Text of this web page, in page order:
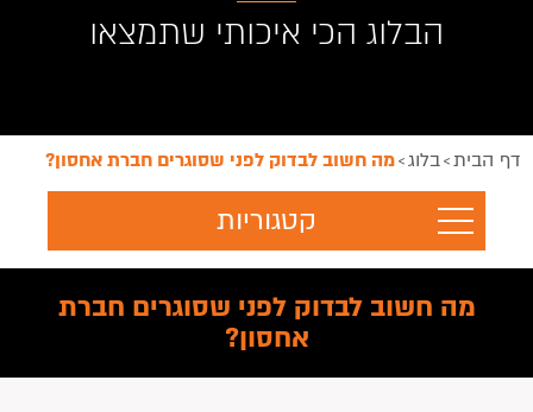
הבלוג הכי איכותי שתמצאו
דף הבית>בלוג>מה חשוב לבדוק לפני שסוגרים חברת אחסון?
קטגוריות
מה חשוב לבדוק לפני שסוגרים חברת
אחסון?